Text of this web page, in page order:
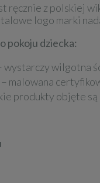
ręcznie z polskiej
logo marki
pokoju dziecka:
wystarczy wilgotna
malowana
produkty objęte są